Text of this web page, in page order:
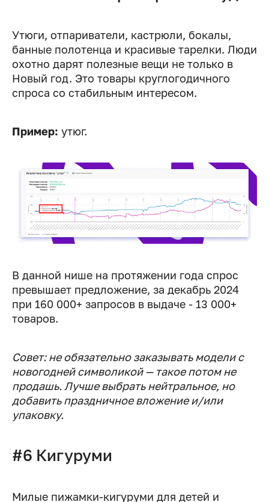
Утюги, отпариватели, кастрюли, бокалы,
банные полотенца и красивые тарелки. Люди
охотно дарят полезные вещи не только в
Новый год. Это товары круглогодичного
спроса со стабильным интересом.
Пример: утюг.
В данной нише на протяжении года спрос
превышает предложение, за декабрь 2024
при 160 000+ запросов в выдаче - 13 000+
товаров.
Совет: не обязательно заказывать модели с
новогодней символикой — такое потом не
продашь. Лучше выбрать нейтральное, но
добавить праздничное вложение и/или
упаковку.
#6 Кигуруми
Милые пижамки-кигуруми для детей и